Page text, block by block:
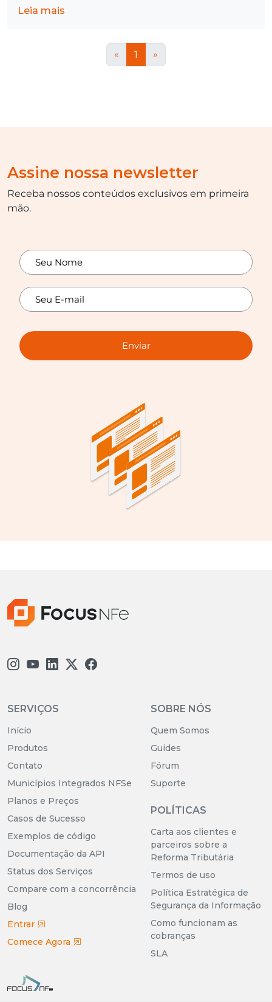
Leia mais
« 1 »
Assine nossa newsletter
Receba nossos conteúdos exclusivos em primeira
mão.
Enviar
SERVIÇOS
Início
Produtos
Contato
Municípios Integrados NFSe
Planos e Preços
Casos de Sucesso
Exemplos de código
Documentação da API
Status dos Serviços
Compare com a concorrência
Blog
Entrar
Comece Agora
SOBRE NÓS
Quem Somos
Guides
Fórum
Suporte
POLÍTICAS
Carta aos clientes e
parceiros sobre a
Reforma Tributária
Termos de uso
Política Estratégica de
Segurança da Informação
Como funcionam as
cobranças
SLA